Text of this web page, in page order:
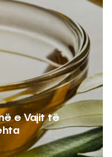
Letrën e